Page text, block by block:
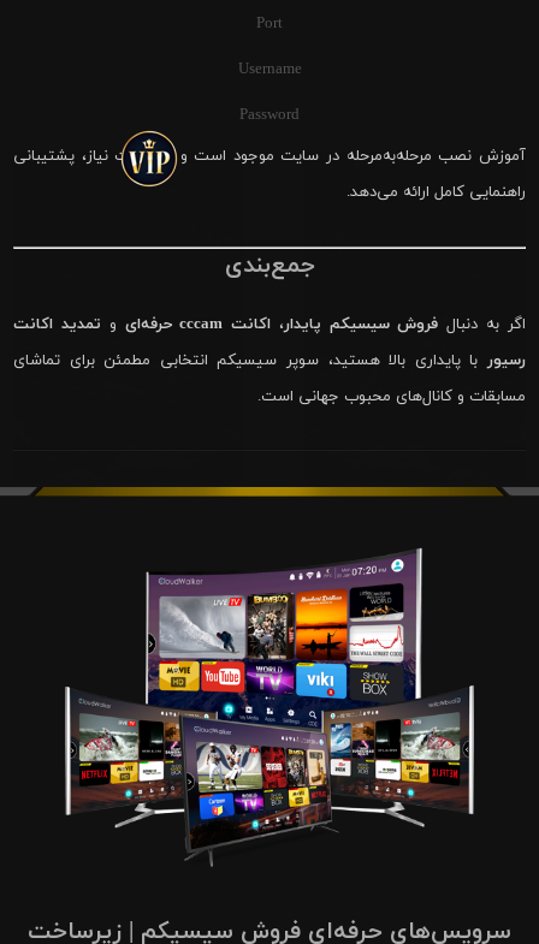
Port
Username
Password
آموزش نصب مرحله‌به‌مرحله در سایت موجود است و در صورت نیاز، پشتیبانی
راهنمایی کامل ارائه می‌دهد.
جمع‌بندی
اگر به دنبال فروش سیسیکم پایدار، اکانت cccam حرفه‌ای و تمدید اکانت
رسیور با پایداری بالا هستید، سوپر سیسیکم انتخابی مطمئن برای تماشای
مسابقات و کانال‌های محبوب جهانی است.
سرویس‌های حرفه‌ای فروش سیسیکم | زیرساخت